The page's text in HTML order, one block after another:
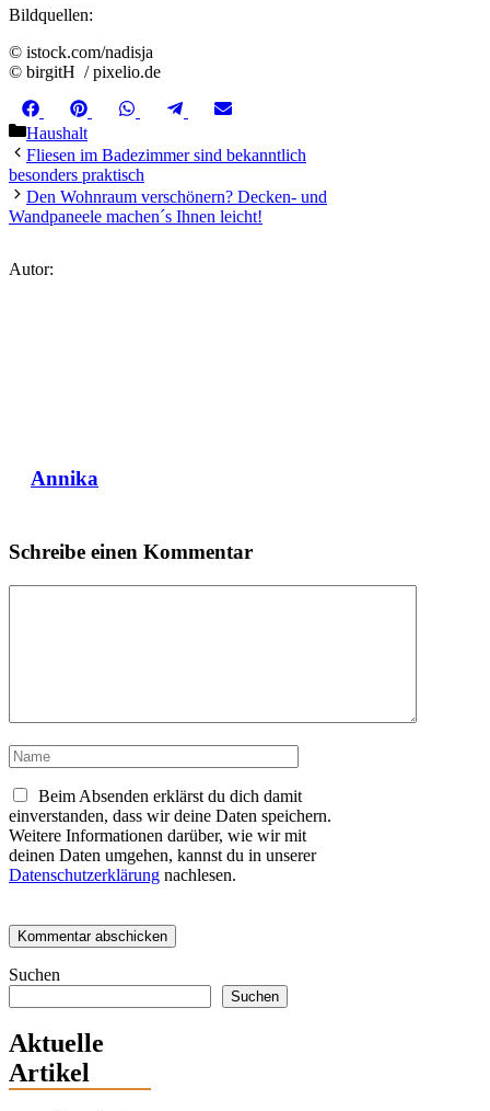
Bildquellen:
© istock.com/nadisja
© birgitH / pixelio.de
Share
on
FacebookShare
Pinterest Share
WhatsAppShare
TelegramShare
Kategorien
Haushalt
Fliesen im Badezimmer sind bekanntlich
besonders praktisch
Den Wohnraum verschönern? Decken- und
Wandpaneele machen´s Ihnen leicht!
Autor:
Annika
Schreibe einen Kommentar
Name
Beim Absenden erklärst du dich damit
einverstanden, dass wir deine Daten speichern.
Weitere Informationen darüber, wie wir mit
deinen Daten umgehen, kannst du in unserer
Datenschutzerklärung nachlesen.
Suchen
Suchen
Aktuelle
Artikel